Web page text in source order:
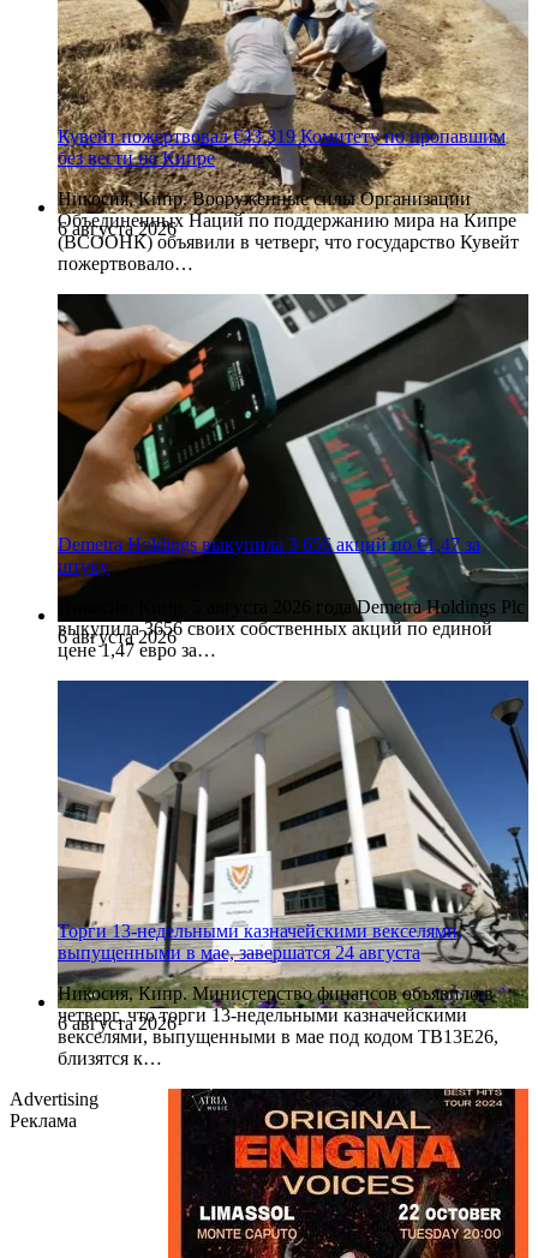
6 августа 2026
Кувейт пожертвовал €43 319 Комитету по пропавшим
без вести на Кипре
Никосия, Кипр. Вооруженные силы Организации
Объединенных Наций по поддержанию мира на Кипре
(ВСООНК) объявили в четверг, что государство Кувейт
пожертвовало…
6 августа 2026
Demetra Holdings выкупила 3 656 акций по €1,47 за
штуку
Никосия, Кипр. 5 августа 2026 года Demetra Holdings Plc
выкупила 3656 своих собственных акций по единой
цене 1,47 евро за…
6 августа 2026
Торги 13-недельными казначейскими векселями,
выпущенными в мае, завершатся 24 августа
Никосия, Кипр. Министерство финансов объявило в
четверг, что торги 13-недельными казначейскими
векселями, выпущенными в мае под кодом TB13E26,
близятся к…
Advertising
Реклама